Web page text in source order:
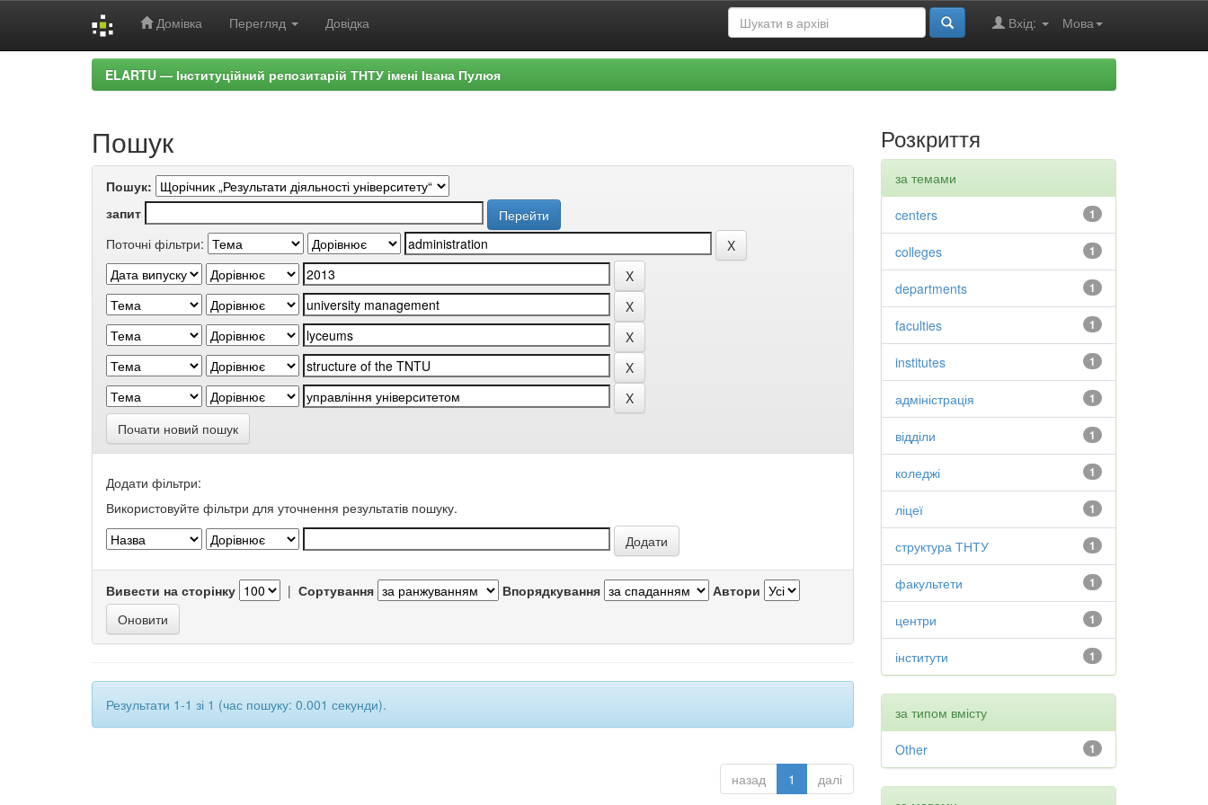
Домівка Перегляд Довідка Мова
Вхід:
ELARTU — Інституційний репозитарій ТНТУ імені Івана Пулюя
Пошук
Пошук:
запит
Поточні фільтри:
Почати новий пошук
Додати фільтри:
Використовуйте фільтри для уточнення результатів пошуку.
Вивести на сторінку | Сортування Впорядкування Автори
Результати 1-1 зі 1 (час пошуку: 0.001 секунди).
назад 1 далі
Розкриття
за темами
1
centers
1
colleges
1
departments
1
faculties
1
institutes
1
адміністрація
1
відділи
1
коледжі
1
ліцеї
1
структура ТНТУ
1
факультети
1
центри
1
інститути
за типом вмісту
1
Other